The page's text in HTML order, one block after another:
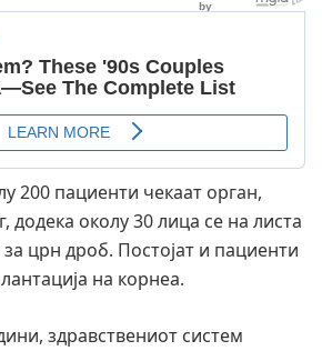
200 пациенти чекаат орган,
додека околу 30 лица се на листа
црн дроб. Постојат и пациенти
на корнеа.
здравствениот систем